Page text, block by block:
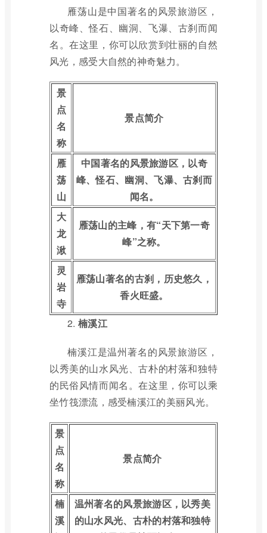
雁荡山是中国著名的风景旅游区，
以奇峰、怪石、幽洞、飞瀑、古刹而闻
名。在这里，你可以欣赏到壮丽的自然
风光，感受大自然的神奇魅力。
景
点
名
称
景点简介
雁
荡
山
中国著名的风景旅游区，以奇
峰、怪石、幽洞、飞瀑、古刹而
闻名。
大
龙
湫
雁荡山的主峰，有“天下第一奇
峰”之称。
灵
岩
寺
雁荡山著名的古刹，历史悠久，
香火旺盛。
2. 楠溪江
楠溪江是温州著名的风景旅游区，
以秀美的山水风光、古朴的村落和独特
的民俗风情而闻名。在这里，你可以乘
坐竹筏漂流，感受楠溪江的美丽风光。
景
点
名
称
景点简介
楠
溪
温州著名的风景旅游区，以秀美
的山水风光、古朴的村落和独特